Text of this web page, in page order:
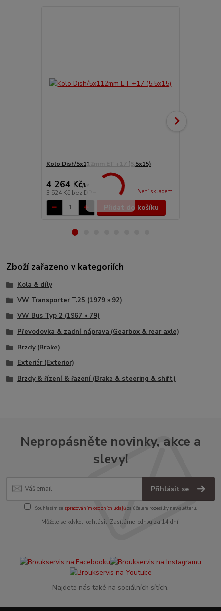
Kolo Dish/5x112mm ET +17 (5.5x15)
4 264 Kč/ks
3 524 Kč bez DPH Není skladem
Přidat do košíku
Zboží zařazeno v kategoriích
Kola & díly
VW Transporter T.25 (1979 » 92)
VW Bus Typ 2 (1967 » 79)
Převodovka & zadní náprava (Gearbox & rear axle)
Brzdy (Brake)
Exteriér (Exterior)
Brzdy & řízení & řazení (Brake & steering & shift)
Nepropásněte novinky, akce a
slevy!
Přihlásit se
Souhlasím se zpracováním osobních údajůza účelem rozesílky newsletteru.
Můžete se kdykoli odhlásit. Zasíláme jednou za 14 dní.
Najdete nás také na sociálních sítích.